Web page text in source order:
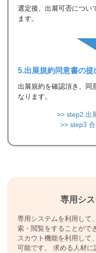
選定後、出展可否につい
ます。
5.出展規約同意書の提
出展規約を確認頂き、同
なります。
>> step2 出
>> step3
専用シ
専用システムを利用して
索・閲覧をすることがで
スカウト機能を利用して
可能です。 求める人材に